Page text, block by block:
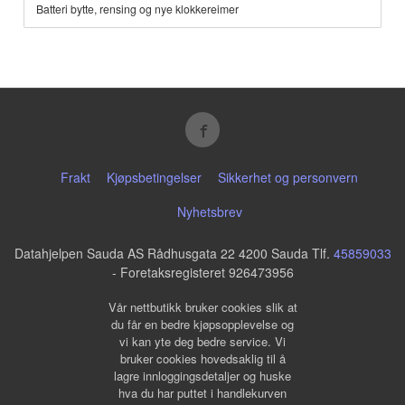
Batteri bytte, rensing og nye klokkereimer
Frakt Kjøpsbetingelser
Sikkerhet og personvern
Nyhetsbrev
Datahjelpen Sauda AS Rådhusgata 22 4200 Sauda Tlf. 45859033
- Foretaksregisteret 926473956
Vår nettbutikk bruker cookies slik at
du får en bedre kjøpsopplevelse og
vi kan yte deg bedre service. Vi
bruker cookies hovedsaklig til å
lagre innloggingsdetaljer og huske
hva du har puttet i handlekurven